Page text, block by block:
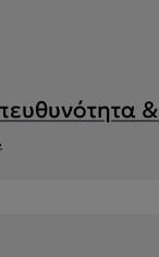
&